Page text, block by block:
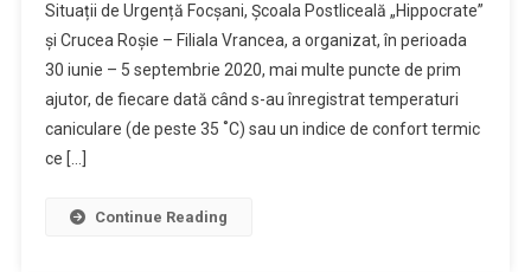
Situații de Urgență Focșani, Școala Postliceală „Hippocrate”
și Crucea Roșie – Filiala Vrancea, a organizat, în perioada
30 iunie – 5 septembrie 2020, mai multe puncte de prim
ajutor, de fiecare dată când s-au înregistrat temperaturi
caniculare (de peste 35 ˚C) sau un indice de confort termic
ce […]
Continue Reading